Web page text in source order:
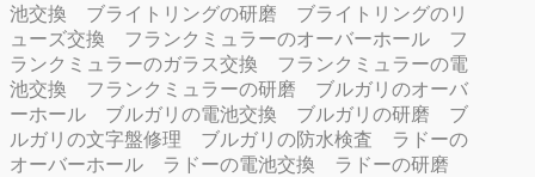
池交換
ブライトリングの研磨
ブライトリングのリ
ューズ交換
フランクミュラーのオーバーホール
フ
ランクミュラーのガラス交換
フランクミュラーの電
池交換
フランクミュラーの研磨
ブルガリのオーバ
ーホール
ブルガリの電池交換 ブルガリの研磨
ブ
ルガリの文字盤修理
ブルガリの防水検査
ラドーの
オーバーホール
ラドーの電池交換
ラドーの研磨